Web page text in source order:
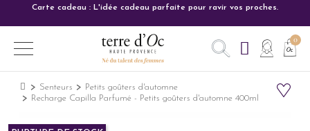
Carte cadeau : L'idée cadeau parfaite pour ravir vos proches.
Senteurs
Petits goûters d'automne
Recharge Capilla Parfumé - Petits goûters d'automne 400ml